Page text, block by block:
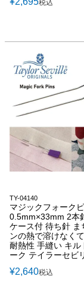
税込
TY-04140
マジックフォーク
0.5mm×33mm 2本
ケース付 待ち針 ま
ンの熱で溶けなく
耐熱性 手縫い キル
ーク テイラーセビ
¥2,640税込